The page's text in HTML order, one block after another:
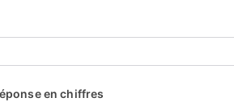
en chiffres